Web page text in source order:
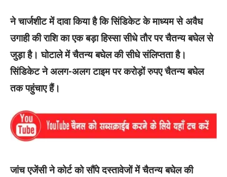
ने चार्जशीट में दावा किया है कि सिंडिकेट के माध्यम से अवैध
उगाही की राशि का एक बड़ा हिस्सा सीधे तौर पर चैतन्य बघेल से
जुड़ा है। घोटाले में चैतन्य बघेल की सीधे संलिप्तता है।
सिंडिकेट ने अलग-अलग टाइम पर करोड़ों रुपए चैतन्य बघेल
तक पहुंचाए हैं।
​जांच एजेंसी ने कोर्ट को सौंपे दस्तावेजों में चैतन्य बघेल की